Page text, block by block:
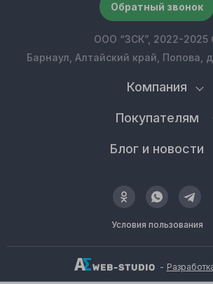
Условия пользования
Компания
Покупателям
Блог и новости
Обратный звонок
ООО “ЗСК”, 2022-2025
Барнаул, Алтайский край, Попова,
-